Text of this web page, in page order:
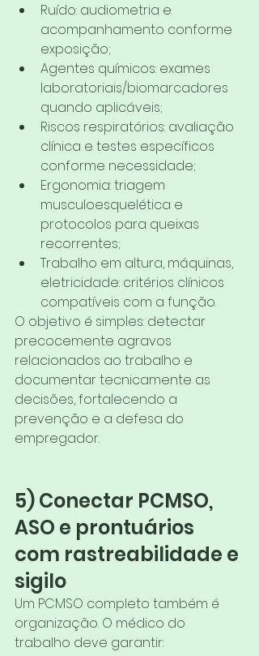
Ruído: audiometria e
acompanhamento conforme
exposição;
Agentes químicos: exames
laboratoriais/biomarcadores
quando aplicáveis;
Riscos respiratórios: avaliação
clínica e testes específicos
conforme necessidade;
Ergonomia: triagem
musculoesquelética e
protocolos para queixas
recorrentes;
Trabalho em altura, máquinas,
eletricidade: critérios clínicos
compatíveis com a função.
O objetivo é simples: detectar
precocemente agravos
relacionados ao trabalho e
documentar tecnicamente as
decisões, fortalecendo a
prevenção e a defesa do
empregador.
5) Conectar PCMSO,
ASO e prontuários
com rastreabilidade e
sigilo
Um PCMSO completo também é
organização. O médico do
trabalho deve garantir: